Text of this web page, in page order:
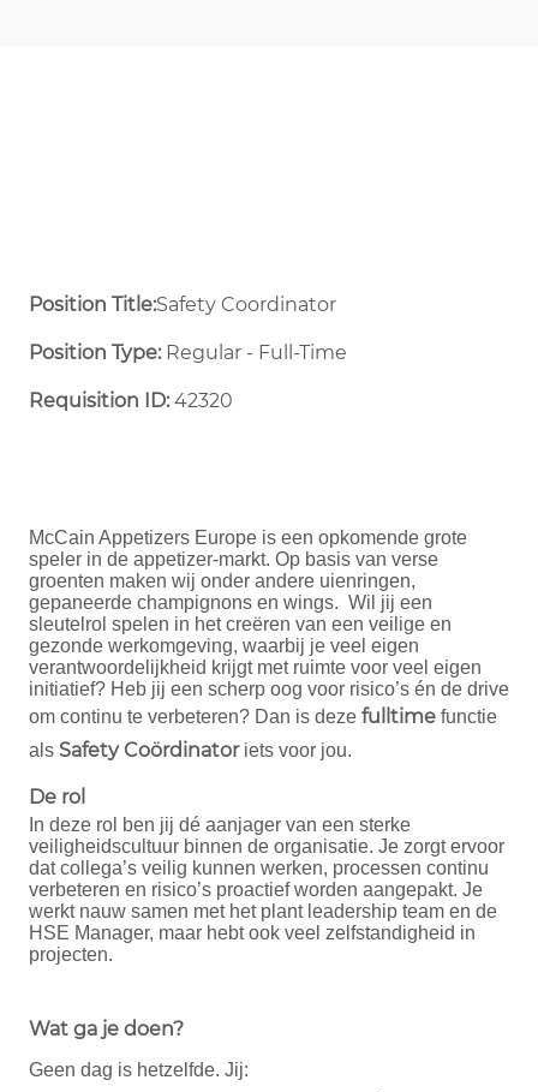
Position Title:Safety Coordinator
Position Type:Regular - Full-Time ​
Requisition ID:42320
McCain Appetizers Europe is een opkomende grote
speler in de appetizer-markt. Op basis van verse
groenten maken wij onder andere uienringen,
gepaneerde champignons en wings. Wil jij een
sleutelrol spelen in het creëren van een veilige en
gezonde werkomgeving, waarbij je veel eigen
verantwoordelijkheid krijgt met ruimte voor veel eigen
initiatief? Heb jij een scherp oog voor risico’s én de drive
om continu te verbeteren? Dan is deze fulltime functie
als Safety Coördinatoriets voor jou.
De rol
In deze rol ben jij dé aanjager van een sterke
veiligheidscultuur binnen de organisatie. Je zorgt ervoor
dat collega’s veilig kunnen werken, processen continu
verbeteren en risico’s proactief worden aangepakt. Je
werkt nauw samen met het plant leadership team en de
HSE Manager, maar hebt ook veel zelfstandigheid in
projecten.
Wat ga je doen?
Geen dag is hetzelfde. Jij: